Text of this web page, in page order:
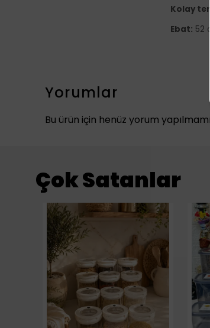
Kolay
Ebat: 52
Yorumlar
Bu ürün için henüz yorum
Çok Satanlar